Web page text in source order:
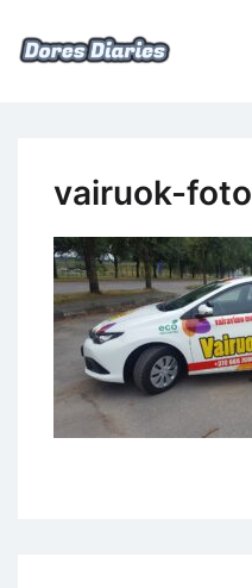
vairuok-foto